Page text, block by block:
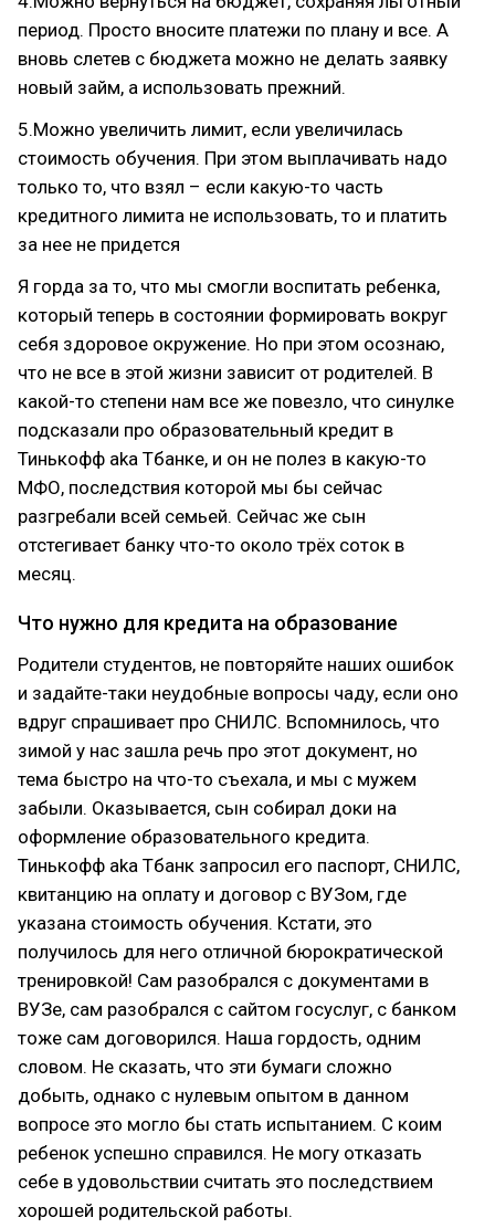
период. Просто вносите платежи по плану и все. А
вновь слетев с бюджета можно не делать заявку
новый займ, а использовать прежний.
5.Можно увеличить лимит, если увеличилась
стоимость обучения. При этом выплачивать надо
только то, что взял – если какую-то часть
кредитного лимита не использовать, то и платить
за нее не придется
Я горда за то, что мы смогли воспитать ребенка,
который теперь в состоянии формировать вокруг
себя здоровое окружение. Но при этом осознаю,
что не все в этой жизни зависит от родителей. В
какой-то степени нам все же повезло, что синулке
подсказали про образовательный кредит в
Тинькофф aka Тбанке, и он не полез в какую-то
МФО, последствия которой мы бы сейчас
разгребали всей семьей. Сейчас же сын
отстегивает банку что-то около трёх соток в
месяц.
Что нужно для кредита на образование
Родители студентов, не повторяйте наших ошибок
и задайте-таки неудобные вопросы чаду, если оно
вдруг спрашивает про СНИЛС. Вспомнилось, что
зимой у нас зашла речь про этот документ, но
тема быстро на что-то съехала, и мы с мужем
забыли. Оказывается, сын собирал доки на
оформление образовательного кредита.
Тинькофф aka Тбанк запросил его паспорт, СНИЛС,
квитанцию на оплату и договор с ВУЗом, где
указана стоимость обучения. Кстати, это
получилось для него отличной бюрократической
тренировкой! Сам разобрался с документами в
ВУЗе, сам разобрался с сайтом госуслуг, с банком
тоже сам договорился. Наша гордость, одним
словом. Не сказать, что эти бумаги сложно
добыть, однако с нулевым опытом в данном
вопросе это могло бы стать испытанием. С коим
ребенок успешно справился. Не могу отказать
себе в удовольствии считать это последствием
хорошей родительской работы.